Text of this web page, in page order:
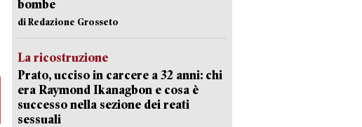
bombe
di Redazione Grosseto
La ricostruzione
Prato, ucciso in carcere a 32 anni: chi
era Raymond Ikanagbon e cosa è
successo nella sezione dei reati
sessuali